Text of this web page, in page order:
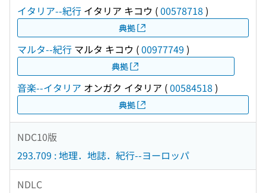
イタリア--紀行 イタリア キコウ (00578718 )
典拠
マルタ--紀行 マルタ キコウ (00977749 )
典拠
音楽--イタリア オンガク イタリア (00584518 )
典拠
NDC10版
293.709 : 地理．地誌．紀行--ヨーロッパ
NDLC